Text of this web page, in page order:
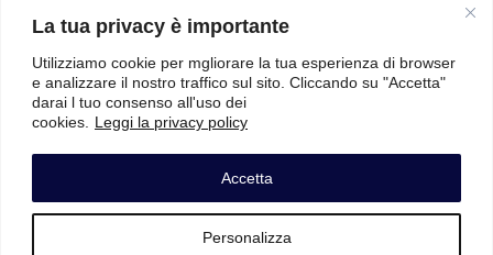
La tua privacy è importante
Utilizziamo cookie per mgliorare la tua esperienza di browser
e analizzare il nostro traffico sul sito. Cliccando su "Accetta"
darai l tuo consenso all'uso dei
cookies.
Leggi la privacy policy
Personalizza
Accetta
Programma
Premio SIR